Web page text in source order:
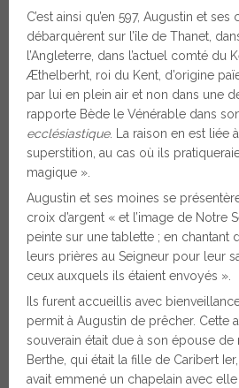
C’est ainsi qu’en 597, Augustin et
débarquèrent sur l’île de Thanet,
l’Angleterre, dans l’actuel comté du
Æthelberht, roi du Kent, d’origine
par lui en plein air et non dans une
rapporte Bède le Vénérable dans
ecclésiastique. La raison en est liée
superstition, au cas où ils
magique ».
Augustin et ses moines se
croix d’argent « et l’image de Notre
peinte sur une tablette ; en chantant
leurs prières au Seigneur pour leur
ceux auxquels ils étaient envoyés ».
Ils furent accueillis avec
permit à Augustin de prêcher. Cette
souverain était due à son épouse de
Berthe, qui était la fille de Caribert
avait emmené un chapelain avec